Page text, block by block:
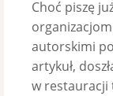
Choć piszę
autorskimi
artykuł,
w restauracji